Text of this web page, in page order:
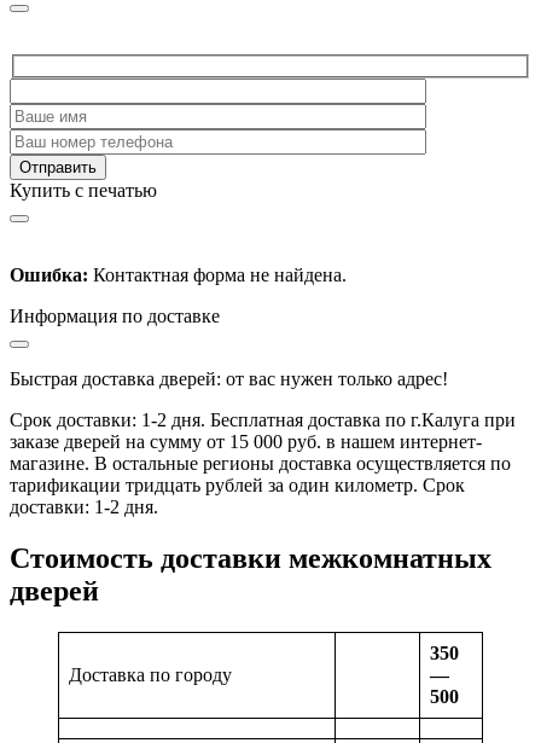
Купить с печатью
Ошибка: Контактная форма не найдена.
Информация по доставке
Быстрая доставка дверей: от вас нужен только адрес!
Срок доставки: 1-2 дня. Бесплатная доставка по г.Калуга при
заказе дверей на сумму от 15 000 руб. в нашем интернет-
магазине. В остальные регионы доставка осуществляется по
тарификации тридцать рублей за один километр. Срок
доставки: 1-2 дня.
Стоимость доставки межкомнатных
дверей
Доставка по городу
350
—
500